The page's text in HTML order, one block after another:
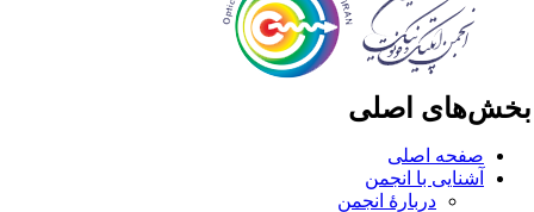
اصلی
صفحه اصلی
آشنایی با انجمن
دربارۀ انجمن